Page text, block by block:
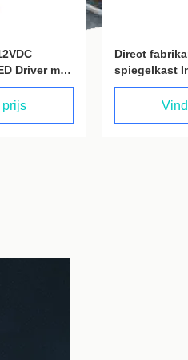
met
Direct fabrikant
spiegelkast
besturingssysteem
90W Spiegellicht
Vind de